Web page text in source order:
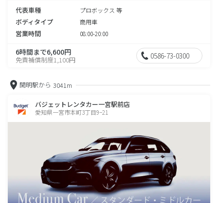
代表車種 プロボックス 等
ボディタイプ 商用車
営業時間 08:00-20:00
6時間まで6,600円
免責補償制度1,100円 0586-73-0300
開明駅から 3041m
バジェットレンタカー一宮駅前店
愛知県一宮市本町3丁目9−21